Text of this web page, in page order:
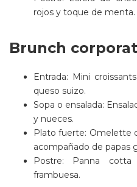
rojos y toque de menta.
Brunch
Entrada: Mini
queso suizo.
Sopa o ensalada:
y nueces.
Plato fuerte: Omelette
acompañado de papas
Postre: Panna
frambuesa.